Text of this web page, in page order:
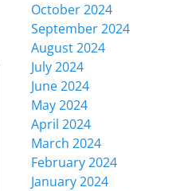
October 2024
September 2024
August 2024
July 2024
June 2024
May 2024
April 2024
March 2024
February 2024
January 2024